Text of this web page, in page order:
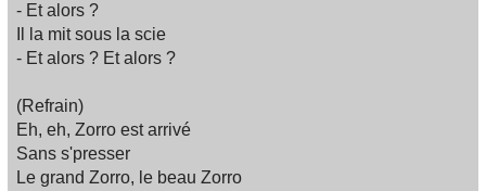
- Et alors ?
Il la mit sous la scie
- Et alors ? Et alors ?
(Refrain)
Eh, eh, Zorro est arrivé
Sans s'presser
Le grand Zorro, le beau Zorro